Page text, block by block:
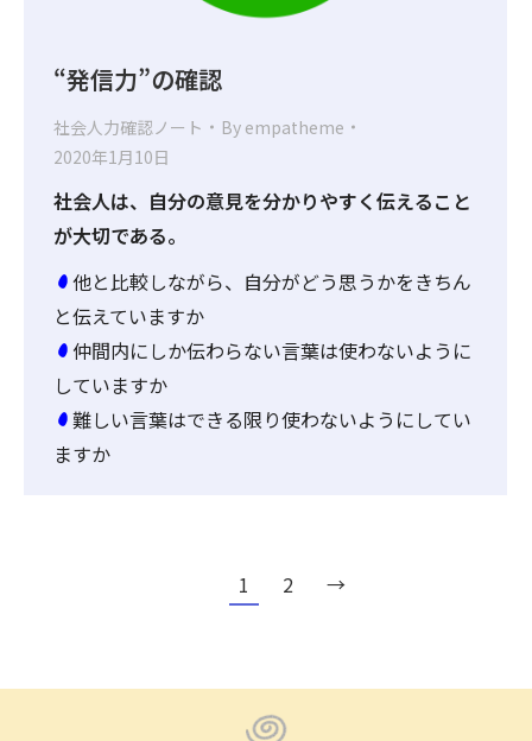
“発信力”の確認
社会人力確認ノート By empatheme
2020年1月10日
社会人は、自分の意見を分かりやすく伝えること
が大切である。
他と比較しながら、自分がどう思うかをきちん
と伝えていますか
仲間内にしか伝わらない言葉は使わないように
していますか
難しい言葉はできる限り使わないようにしてい
ますか
1 2 →